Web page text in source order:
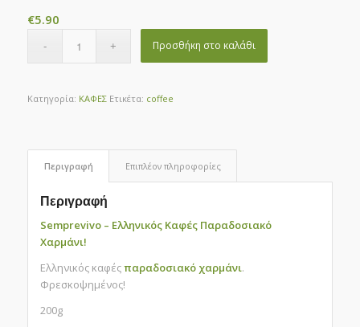
€5.90
Προσθήκη στο καλάθι
Κατηγορία: ΚΑΦΕΣ Ετικέτα: coffee
Περιγραφή Επιπλέον πληροφορίες
Περιγραφή
Semprevivo – Ελληνικός Καφές Παραδοσιακό
Χαρμάνι!
Ελληνικός καφέςπαραδοσιακό χαρμάνι.
Φρεσκοψημένος!
200g